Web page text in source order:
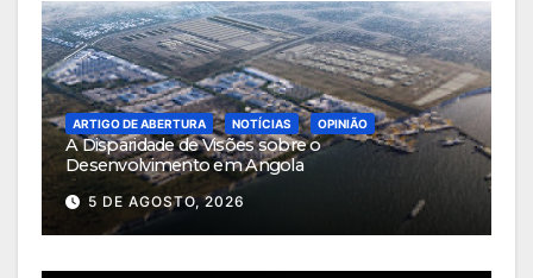
ARTIGO DE ABERTURA NOTÍCIAS OPINIÃO
A Disparidade de Visões sobre o
Desenvolvimento em Angola
5 DE AGOSTO, 2026